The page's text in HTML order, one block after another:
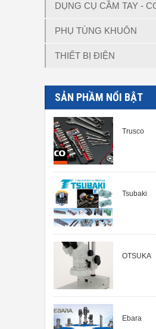
DỤNG CỤ CẦM TAY -
PHỤ TÙNG KHUÔN
THIẾT BỊ ĐIỆN
SẢN PHẦM NỔI BẬT
Trusco
Tsubaki
OTSUKA
Ebara